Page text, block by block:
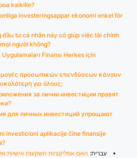
kaikille?
investeringsappar ekonomi enkel för
đầu tư cá nhân này có giúp việc tài chính
người không?
Uygulamaları Finansı Herkes için
προσωπικών επενδύσεων κάνουν
για όλους;
за лични инвестиции правят
для личных инвестиций упрощают
investicioni aplikacije čine finansije
עברית: האם אפליקציות השקעות אישיות